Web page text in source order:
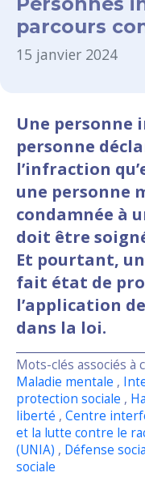
parcours
15 janvier 2024
Une personne
personne
l’infraction
une personne
condamnée à
doit être
Et pourtant, un
fait état de
l’application
dans la loi.
Mots-clés associés à
Maladie mentale ,
protection sociale ,
liberté , Centre
et la lutte contre le
(UNIA) , Défense
sociale